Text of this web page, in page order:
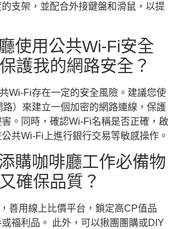
支架，並配合外接鍵盤和滑鼠，以提
使用公共Wi-Fi安全
護我的網路安全？
Wi-Fi存在一定的安全風險。建議您使
）來建立一個加密的網路連線，保護
。同時，確認Wi-Fi名稱是否正確，啟
共Wi-Fi上進行銀行交易等敏感操作。
購咖啡廳工作必備物
確保品質？
善用線上比價平台，鎖定高CP值品
福利品。 此外，可以揪團團購或DIY